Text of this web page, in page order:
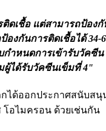
เชื้อ แต่สามารถป้องกั
งกันการติดเชื้อได้ 34-
กำหนดการเข้ารับวัคซี
ผู้ได้รับวัคซีนเข็มที่ 4"
ได้ออกประกาศสนับส
โอไมครอน ด้วยเช่นกัน